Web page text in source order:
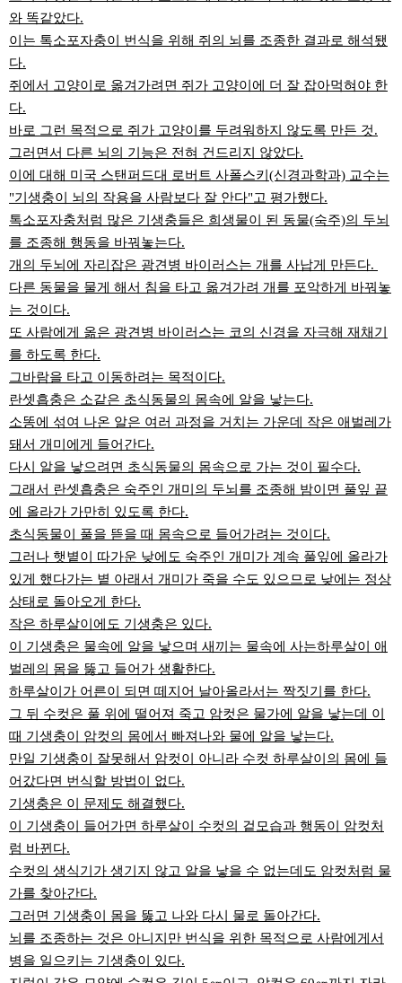
와 똑같았다.
이는 톡소포자충이 번식을 위해 쥐의 뇌를 조종한 결과로 해석됐
다.
쥐에서 고양이로 옮겨가려면 쥐가 고양이에 더 잘 잡아먹혀야 한
다.
바로 그런 목적으로 쥐가 고양이를 두려워하지 않도록 만든 것.
그러면서 다른 뇌의 기능은 전혀 건드리지 않았다.
이에 대해 미국 스탠퍼드대 로버트 사폴스키(신경과학과) 교수는
"기생충이 뇌의 작용을 사람보다 잘 안다"고 평가했다.
톡소포자충처럼 많은 기생충들은 희생물이 된 동물(숙주)의 두뇌
를 조종해 행동을 바꿔놓는다.
개의 두뇌에 자리잡은 광견병 바이러스는 개를 사납게 만든다.
다른 동물을 물게 해서 침을 타고 옮겨가려 개를 포악하게 바꿔놓
는 것이다.
또 사람에게 옮은 광견병 바이러스는 코의 신경을 자극해 재채기
를 하도록 한다.
그바람을 타고 이동하려는 목적이다.
란셋흡충은 소같은 초식동물의 몸속에 알을 낳는다.
소똥에 섞여 나온 알은 여러 과정을 거치는 가운데 작은 애벌레가
돼서 개미에게 들어간다.
다시 알을 낳으려면 초식동물의 몸속으로 가는 것이 필수다.
그래서 란셋흡충은 숙주인 개미의 두뇌를 조종해 밤이면 풀잎 끝
에 올라가 가만히 있도록 한다.
초식동물이 풀을 뜯을 때 몸속으로 들어가려는 것이다.
그러나 햇볕이 따가운 낮에도 숙주인 개미가 계속 풀잎에 올라가
있게 했다가는 볕 아래서 개미가 죽을 수도 있으므로 낮에는 정상
상태로 돌아오게 한다.
작은 하루살이에도 기생충은 있다.
이 기생충은 물속에 알을 낳으며 새끼는 물속에 사는하루살이 애
벌레의 몸을 뚫고 들어가 생활한다.
하루살이가 어른이 되면 떼지어 날아올라서는 짝짓기를 한다.
그 뒤 수컷은 풀 위에 떨어져 죽고 암컷은 물가에 알을 낳는데 이
때 기생충이 암컷의 몸에서 빠져나와 물에 알을 낳는다.
만일 기생충이 잘못해서 암컷이 아니라 수컷 하루살이의 몸에 들
어갔다면 번식할 방법이 없다.
기생충은 이 문제도 해결했다.
이 기생충이 들어가면 하루살이 수컷의 겉모습과 행동이 암컷처
럼 바뀐다.
수컷의 생식기가 생기지 않고 알을 낳을 수 없는데도 암컷처럼 물
가를 찾아간다.
그러면 기생충이 몸을 뚫고 나와 다시 물로 돌아간다.
뇌를 조종하는 것은 아니지만 번식을 위한 목적으로 사람에게서
병을 일으키는 기생충이 있다.